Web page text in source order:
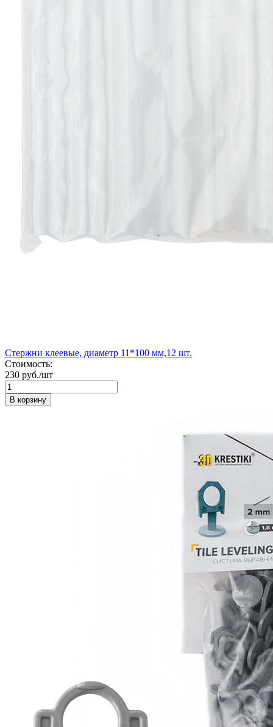
Стержни клеевые, диаметр 11*100 мм,12 шт.
Стоимость:
230 руб./шт
В корзину